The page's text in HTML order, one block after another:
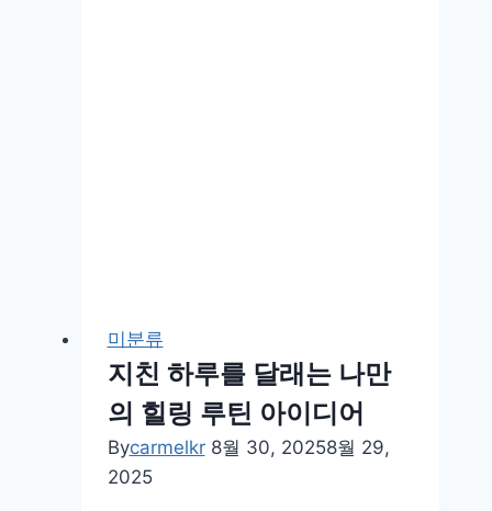
미분류
지친 하루를 달래는 나만
의 힐링 루틴 아이디어
Bycarmelkr 8월 30, 20258월 29,
2025